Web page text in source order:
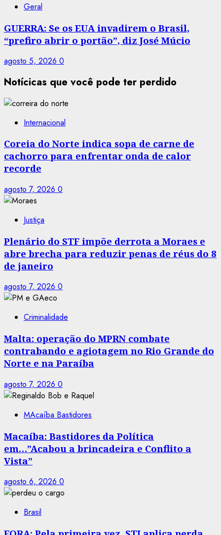
Geral
GUERRA: Se os EUA invadirem o Brasil,
“prefiro abrir o portão”, diz José Múcio
agosto 5, 2026 0
Notícicas que você pode ter perdido
Internacional
Coreia do Norte indica sopa de carne de
cachorro para enfrentar onda de calor
recorde
agosto 7, 2026 0
Justiça
Plenário do STF impõe derrota a Moraes e
abre brecha para reduzir penas de réus do 8
de janeiro
agosto 7, 2026 0
Criminalidade
Malta: operação do MPRN combate
contrabando e agiotagem no Rio Grande do
Norte e na Paraíba
agosto 7, 2026 0
MAcaíba Bastidores
Macaíba: Bastidores da Política
em…”Acabou a brincadeira e Conflito a
Vista”
agosto 6, 2026 0
Brasil